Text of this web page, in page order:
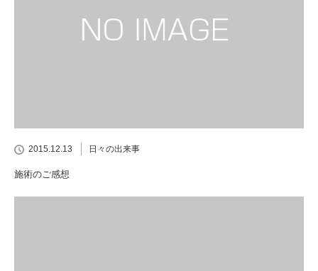
2015.12.13 日々の出来事
施術のご感想